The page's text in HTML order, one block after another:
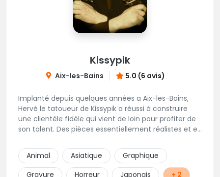
Kissypik
Aix-les-Bains 5.0 (6 avis)
Implanté depuis quelques années a Aix-les-Bains,
Hervé le tatoueur de Kissypik a réussi à construire
une clientèle fidèle qui vient de loin pour profiter de
son talent. Des pièces essentiellement réalistes et en
pas l'adresse? C'est normal, Hervé préfère que vous
l'appeliez avant de passer au studio... pour éviter les
moment de rush. Une adresse secrète donc...mais
Animal Asiatique
Graphique
Gravure
Horreur Japonais + 2